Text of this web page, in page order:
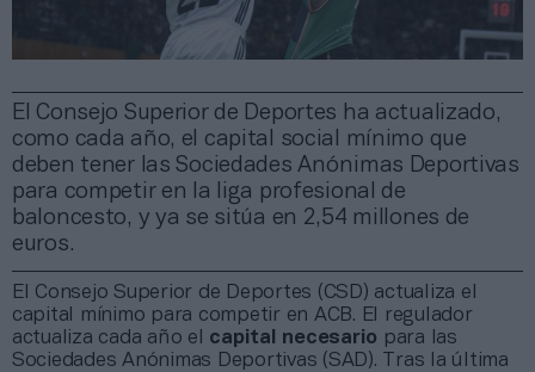
El Consejo Superior de Deportes ha actualizado,
como cada año, el capital social mínimo que
deben tener las Sociedades Anónimas Deportivas
para competir en la liga profesional de
baloncesto, y ya se sitúa en 2,54 millones de
euros.
El Consejo Superior de Deportes (CSD) actualiza el
capital mínimo para competir en ACB. El regulador
actualiza cada año el capital necesario para las
Sociedades Anónimas Deportivas (SAD). Tras la última